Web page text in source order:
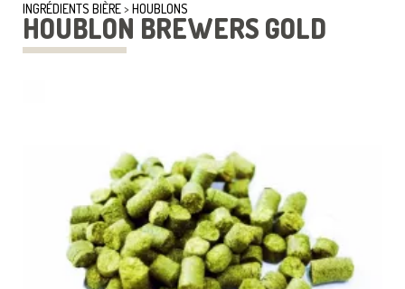
INGRÉDIENTS BIÈRE> HOUBLONS
HOUBLON BREWERS GOLD